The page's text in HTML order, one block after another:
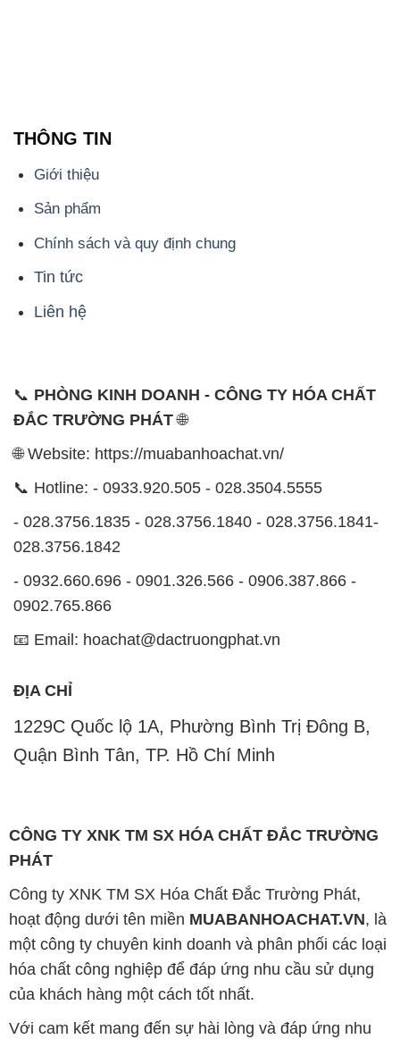
THÔNG TIN
Giới thiệu
Sản phẩm
Chính sách và quy định chung
Tin tức
Liên hệ
📞 PHÒNG KINH DOANH - CÔNG TY HÓA CHẤT
ĐẮC TRƯỜNG PHÁT🌐
🌐 Website: https://muabanhoachat.vn/
📞 Hotline: - 0933.920.505 - 028.3504.5555
- 028.3756.1835 - 028.3756.1840 - 028.3756.1841-
028.3756.1842
- 0932.660.696 - 0901.326.566 - 0906.387.866 -
0902.765.866
📧 Email: hoachat@dactruongphat.vn
ĐỊA CHỈ
1229C Quốc lộ 1A, Phường Bình Trị Đông B,
Quận Bình Tân, TP. Hồ Chí Minh
CÔNG TY XNK TM SX HÓA CHẤT ĐẮC TRƯỜNG
PHÁT
Công ty XNK TM SX Hóa Chất Đắc Trường Phát,
hoạt động dưới tên miền MUABANHOACHAT.VN, là
một công ty chuyên kinh doanh và phân phối các loại
hóa chất công nghiệp để đáp ứng nhu cầu sử dụng
của khách hàng một cách tốt nhất.
Với cam kết mang đến sự hài lòng và đáp ứng nhu